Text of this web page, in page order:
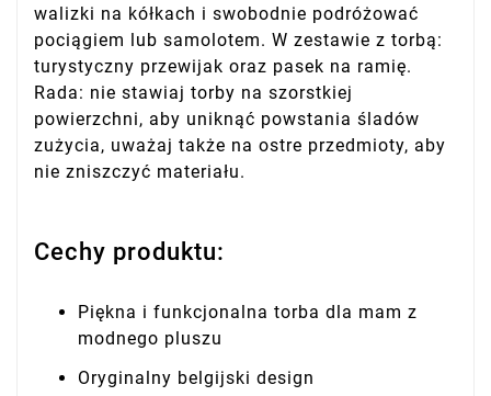
walizki na kółkach i swobodnie podróżować
pociągiem lub samolotem. W zestawie z torbą:
turystyczny przewijak oraz pasek na ramię.
Rada: nie stawiaj torby na szorstkiej
powierzchni, aby uniknąć powstania śladów
zużycia, uważaj także na ostre przedmioty, aby
nie zniszczyć materiału.
Cechy produktu:
Piękna i funkcjonalna torba dla mam z
modnego pluszu
Oryginalny belgijski design